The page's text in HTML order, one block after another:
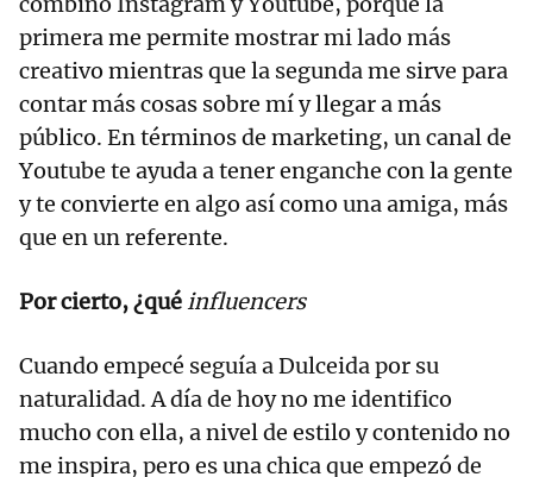
primera me permite mostrar mi lado más
creativo mientras que la segunda me sirve para
contar más cosas sobre mí y llegar a más
público. En términos de marketing, un canal de
Youtube te ayuda a tener enganche con la gente
y te convierte en algo así como una amiga, más
que en un referente.
Por cierto, ¿quéinfluencers
Cuando empecé seguía a Dulceida por su
naturalidad. A día de hoy no me identifico
mucho con ella, a nivel de estilo y contenido no
me inspira, pero es una chica que empezó de